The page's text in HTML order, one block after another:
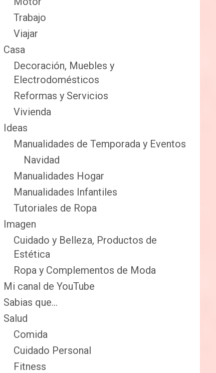
Trabajo
Viajar
Casa
Decoración, Muebles y
Electrodomésticos
Reformas y Servicios
Vivienda
Ideas
Manualidades de Temporada y Eventos
Navidad
Manualidades Hogar
Manualidades Infantiles
Tutoriales de Ropa
Imagen
Cuidado y Belleza, Productos de
Estética
Ropa y Complementos de Moda
Mi canal de YouTube
Sabias que…
Salud
Comida
Cuidado Personal
Fitness